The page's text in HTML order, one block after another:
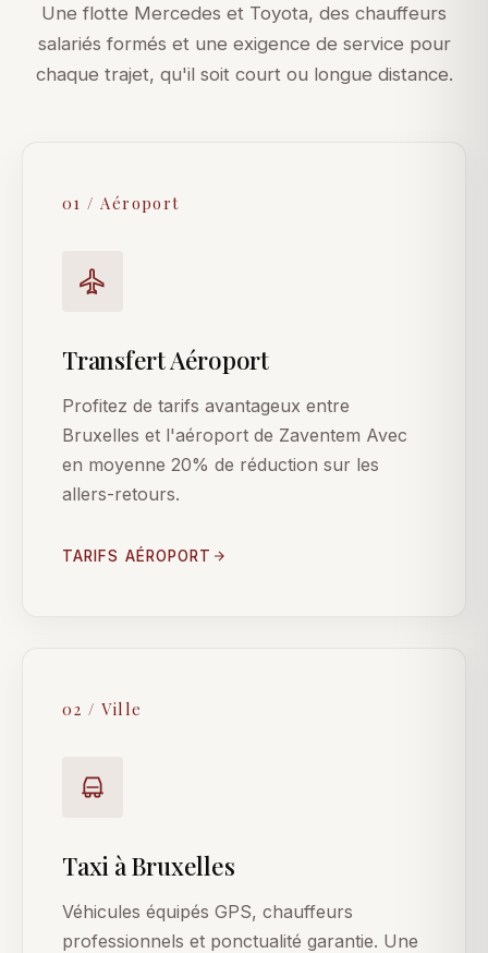
Une flotte Mercedes et Toyota, des chauffeurs
salariés formés et une exigence de service pour
chaque trajet, qu'il soit court ou longue distance.
01 / Aéroport
Transfert Aéroport
Profitez de tarifs avantageux entre
Bruxelles et l'aéroport de Zaventem Avec
en moyenne 20% de réduction sur les
allers-retours.
TARIFS AÉROPORT
02 / Ville
Taxi à Bruxelles
Véhicules équipés GPS, chauffeurs
professionnels et ponctualité garantie. Une